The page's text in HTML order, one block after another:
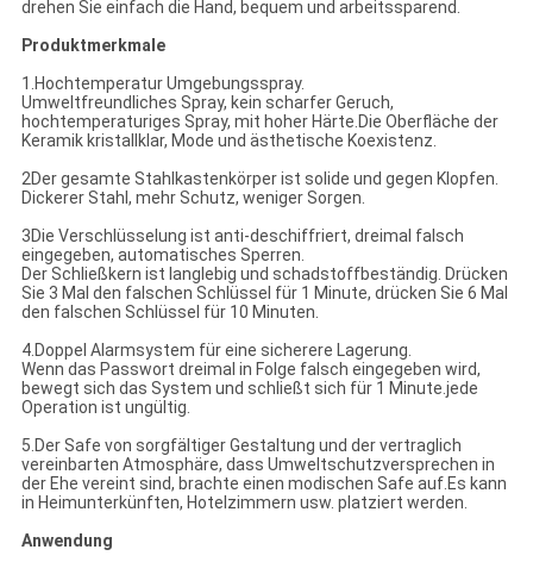
drehen Sie einfach die Hand, bequem und arbeitssparend.
Produktmerkmale
1.Hochtemperatur Umgebungsspray.
Umweltfreundliches Spray, kein scharfer Geruch,
hochtemperaturiges Spray, mit hoher Härte.Die Oberfläche der
Keramik kristallklar, Mode und ästhetische Koexistenz.
2Der gesamte Stahlkastenkörper ist solide und gegen Klopfen.
Dickerer Stahl, mehr Schutz, weniger Sorgen.
3Die Verschlüsselung ist anti-deschiffriert, dreimal falsch
eingegeben, automatisches Sperren.
Der Schließkern ist langlebig und schadstoffbeständig. Drücken
Sie 3 Mal den falschen Schlüssel für 1 Minute, drücken Sie 6 Mal
den falschen Schlüssel für 10 Minuten.
4.Doppel Alarmsystem für eine sicherere Lagerung.
Wenn das Passwort dreimal in Folge falsch eingegeben wird,
bewegt sich das System und schließt sich für 1 Minute.jede
Operation ist ungültig.
5.Der Safe von sorgfältiger Gestaltung und der vertraglich
vereinbarten Atmosphäre, dass Umweltschutzversprechen in
der Ehe vereint sind, brachte einen modischen Safe auf.Es kann
in Heimunterkünften, Hotelzimmern usw. platziert werden.
Anwendung